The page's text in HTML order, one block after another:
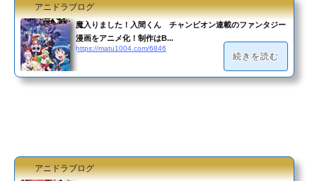
アニドラブログ
魔入りました！入間くん チャンピオン連載のファンタジー
漫画をアニメ化！制作はB...
https://matu1004.com/6846
続きを読む
アニドラブログ